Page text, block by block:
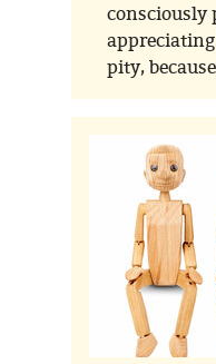
consciously
pity,
and
makes us
them
the tools: